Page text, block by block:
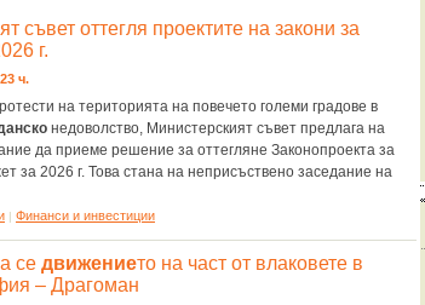
съвет оттегля проектите на закони за
г.
ч.
на територията на повечето големи градове в
недоволство, Министерският съвет предлага на
да приеме решение за оттегляне Законопроекта за
за 2026 г. Това стана на неприсъствено заседание на
| Финанси и инвестиции
се движението на част от влаковете в
– Драгоман